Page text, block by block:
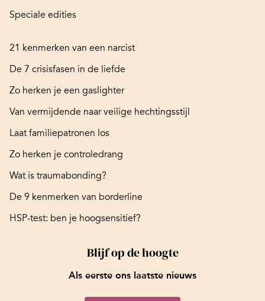
Speciale edities
21 kenmerken van een narcist
De 7 crisisfasen in de liefde
Zo herken je een gaslighter
Van vermijdende naar veilige hechtingsstijl
Laat familiepatronen los
Zo herken je controledrang
Wat is traumabonding?
De 9 kenmerken van borderline
HSP-test: ben je hoogsensitief?
Blijf op de hoogte
Als eerste ons laatste nieuws